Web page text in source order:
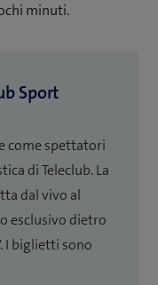
minuti.
Sport
come spettatori
di Teleclub. La
dal vivo al
esclusivo dietro
I biglietti sono